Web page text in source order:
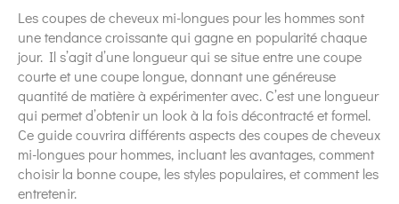
Les coupes de cheveux mi-longues pour les hommes sont
une tendance croissante qui gagne en popularité chaque
jour. Il s’agit d’une longueur qui se situe entre une coupe
courte et une coupe longue, donnant une généreuse
quantité de matière à expérimenter avec. C’est une longueur
qui permet d’obtenir un look à la fois décontracté et formel.
Ce guide couvrira différents aspects des coupes de cheveux
mi-longues pour hommes, incluant les avantages, comment
choisir la bonne coupe, les styles populaires, et comment les
entretenir.